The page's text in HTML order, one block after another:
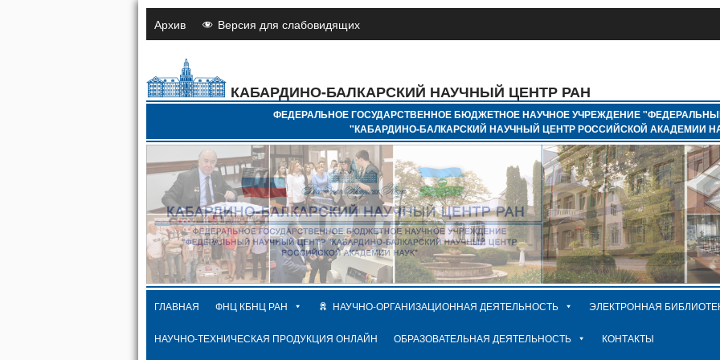
Архив Версия для слабовидящих
КАБАРДИНО-БАЛКАРСКИЙ НАУЧНЫЙ ЦЕНТР РАН
ФЕДЕРАЛЬНОЕ ГОСУДАРСТВЕННОЕ БЮДЖЕТНОЕ НАУЧНОЕ УЧРЕЖДЕНИЕ
"КАБАРДИНО-БАЛКАРСКИЙ НАУЧНЫЙ ЦЕНТР РОССИЙСКОЙ АКАДЕМИИ
ГЛАВНАЯ ФНЦ КБНЦ РАН НАУЧНО-ОРГАНИЗАЦИОННАЯ ДЕЯТЕЛЬНОСТЬ ЭЛЕКТРОННАЯ
НАУЧНО-ТЕХНИЧЕСКАЯ ПРОДУКЦИЯ ОНЛАЙН ОБРАЗОВАТЕЛЬНАЯ ДЕЯТЕЛЬНОСТЬ КОНТАКТЫ